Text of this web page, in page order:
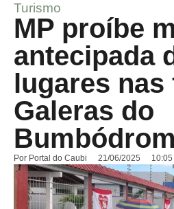
Turismo
MP proíbe
antecipada
lugares
Galeras do
Por Portal do Caubi 21/06/2025 10:05